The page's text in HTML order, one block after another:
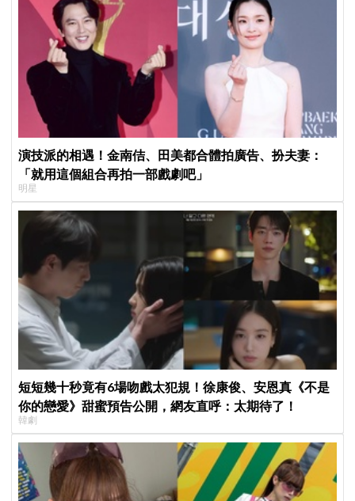
演技派的相遇！金南佶、田美都合體拍廣告、扮夫妻：
「就用這個組合再拍一部戲劇吧」
明星
短短幾十秒竟有6場吻戲太犯規！徐康俊、安恩真《不是
你的戀愛》甜蜜預告公開，網友直呼：太期待了！
韓劇